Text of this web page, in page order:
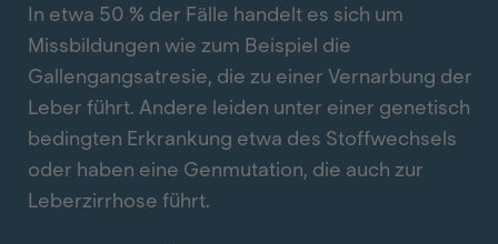
In etwa 50 % der Fälle handelt es sich um
Missbildungen wie zum Beispiel die
Gallengangsatresie, die zu einer Vernarbung der
Leber führt. Andere leiden unter einer genetisch
bedingten Erkrankung etwa des Stoffwechsels
oder haben eine Genmutation, die auch zur
Leberzirrhose führt.